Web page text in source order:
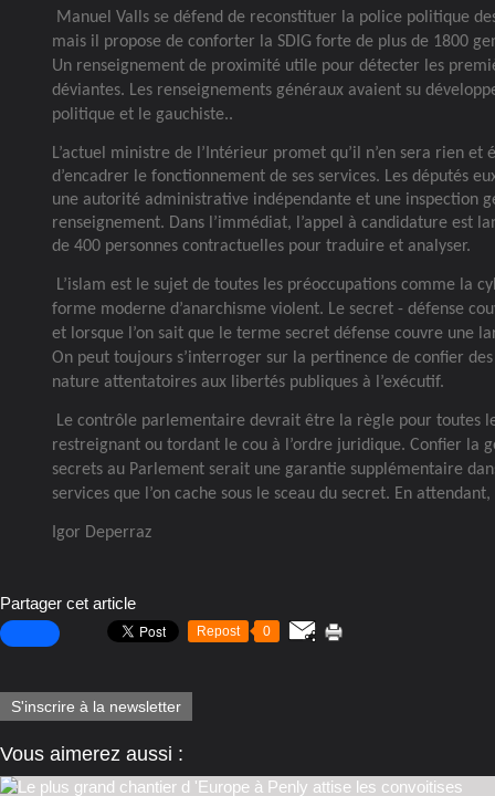
Manuel Valls se défend de reconstituer la police politique
mais il propose de conforter la SDIG forte de plus de 1800
Un renseignement de proximité utile pour détecter les
déviantes. Les renseignements généraux avaient su
politique et le gauchiste..
L’actuel ministre de l’Intérieur promet qu’il n’en sera rien et
d’encadrer le fonctionnement de ses services. Les députés
une autorité administrative indépendante et une inspection
renseignement. Dans l’immédiat, l’appel à candidature est
de 400 personnes contractuelles pour traduire et analyser.
L’islam est le sujet de toutes les préoccupations comme la
forme moderne d’anarchisme violent. Le secret - défense
et lorsque l’on sait que le terme secret défense couvre une
On peut toujours s’interroger sur la pertinence de confier
nature attentatoires aux libertés publiques à l’exécutif.
Le contrôle parlementaire devrait être la règle pour toutes
restreignant ou tordant le cou à l’ordre juridique. Confier la
secrets au Parlement serait une garantie supplémentaire
services que l’on cache sous le sceau du secret. En
Igor Deperraz
Partager cet article
Repost 0
S'inscrire à la newsletter
Vous aimerez aussi :